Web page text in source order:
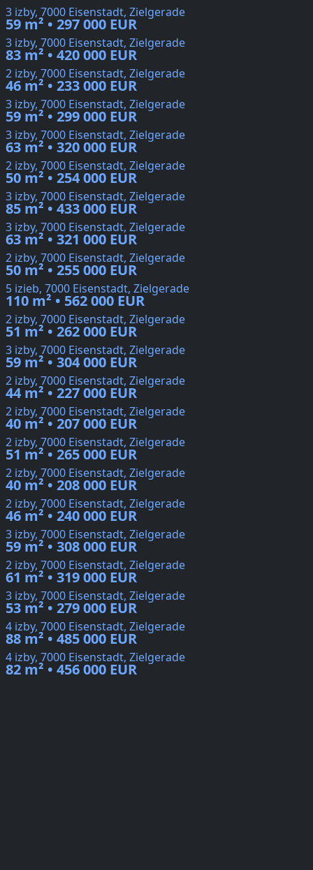
3 izby, 7000 Eisenstadt, Zielgerade
59 m² • 297 000 EUR
3 izby, 7000 Eisenstadt, Zielgerade
83 m² • 420 000 EUR
2 izby, 7000 Eisenstadt, Zielgerade
46 m² • 233 000 EUR
3 izby, 7000 Eisenstadt, Zielgerade
59 m² • 299 000 EUR
3 izby, 7000 Eisenstadt, Zielgerade
63 m² • 320 000 EUR
2 izby, 7000 Eisenstadt, Zielgerade
50 m² • 254 000 EUR
3 izby, 7000 Eisenstadt, Zielgerade
85 m² • 433 000 EUR
3 izby, 7000 Eisenstadt, Zielgerade
63 m² • 321 000 EUR
2 izby, 7000 Eisenstadt, Zielgerade
50 m² • 255 000 EUR
5 izieb, 7000 Eisenstadt, Zielgerade
110 m² • 562 000 EUR
2 izby, 7000 Eisenstadt, Zielgerade
51 m² • 262 000 EUR
3 izby, 7000 Eisenstadt, Zielgerade
59 m² • 304 000 EUR
2 izby, 7000 Eisenstadt, Zielgerade
44 m² • 227 000 EUR
2 izby, 7000 Eisenstadt, Zielgerade
40 m² • 207 000 EUR
2 izby, 7000 Eisenstadt, Zielgerade
51 m² • 265 000 EUR
2 izby, 7000 Eisenstadt, Zielgerade
40 m² • 208 000 EUR
2 izby, 7000 Eisenstadt, Zielgerade
46 m² • 240 000 EUR
3 izby, 7000 Eisenstadt, Zielgerade
59 m² • 308 000 EUR
2 izby, 7000 Eisenstadt, Zielgerade
61 m² • 319 000 EUR
3 izby, 7000 Eisenstadt, Zielgerade
53 m² • 279 000 EUR
4 izby, 7000 Eisenstadt, Zielgerade
88 m² • 485 000 EUR
4 izby, 7000 Eisenstadt, Zielgerade
82 m² • 456 000 EUR